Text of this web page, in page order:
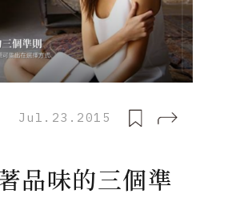
Jul.23.2015
品味的三個準